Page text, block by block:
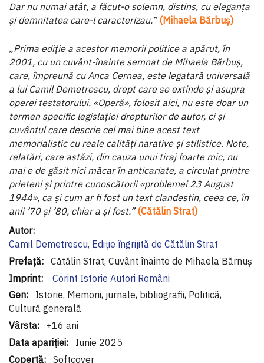
Dar nu numai atât, a făcut-o solemn, distins, cu eleganța
și demnitatea care-l caracterizau.”(Mihaela Bărbuș)
„Prima ediție a acestor memorii politice a apărut, în
2001, cu un cuvânt-înainte semnat de Mihaela Bărbuș,
care, împreună cu Anca Cernea, este legatară universală
a lui Camil Demetrescu, drept care se extinde și asupra
operei testatorului. «Operă», folosit aici, nu este doar un
termen specific legislației drepturilor de autor, ci și
cuvântul care descrie cel mai bine acest text
memorialistic cu reale calități narative și stilistice. Note,
relatări, care astăzi, din cauza unui tiraj foarte mic, nu
mai e de găsit nici măcar în anticariate, a circulat printre
prieteni și printre cunoscătorii «problemei 23 August
1944», ca și cum ar fi fost un text clandestin, ceea ce, în
anii ’70 și ’80, chiar a și fost.”(Cătălin Strat)
Informaţii
suplimentare
Camil Demetrescu, Ediție îngrijită de Cătălin Strat
Cătălin Strat, Cuvânt înainte de Mihaela Bărnuș
Corint Istorie Autori Români
Istorie, Memorii, jurnale, bibliografii, Politică,
Cultură generală
+16 ani
Iunie 2025
Softcover